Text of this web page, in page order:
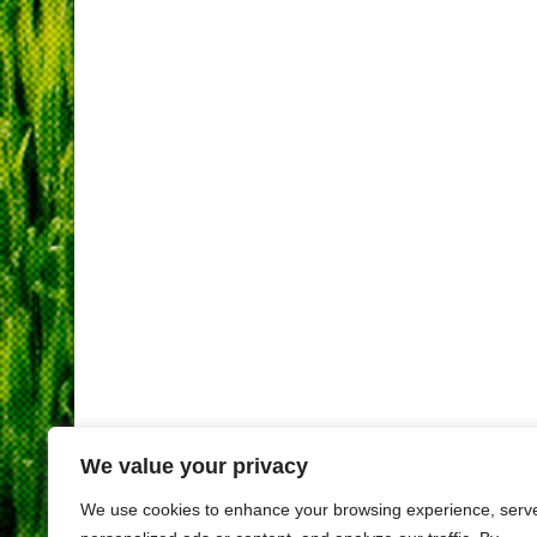
We value your privacy
We use cookies to enhance your browsing experience,